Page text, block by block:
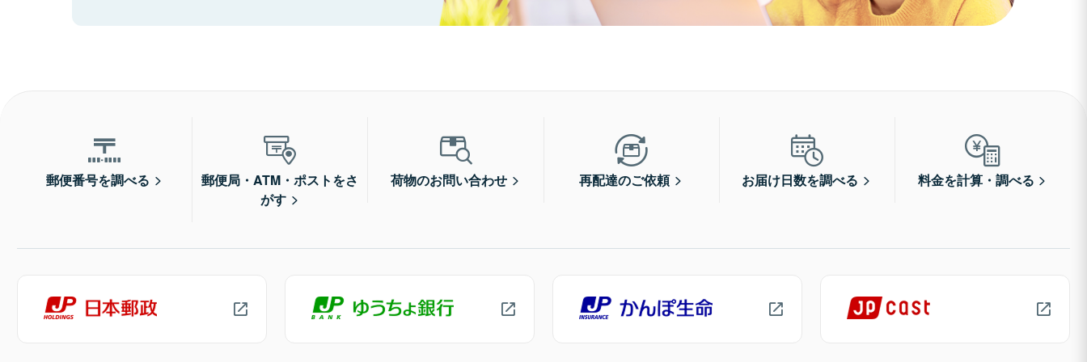
郵便番号を調べる
郵便局・ATM・ポストをさ
がす
荷物のお問い合わせ 再配達のご依頼 お届け日数を調べる 料金を計算・調べる